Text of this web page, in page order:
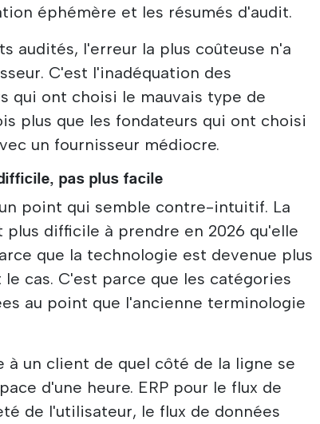
éphémère et les résumés d'audit.
audités, l'erreur la plus coûteuse n'a
C'est l'inadéquation des
qui ont choisi le mauvais type de
plus que les fondateurs qui ont choisi
un fournisseur médiocre.
pas plus facile
point qui semble contre-intuitif. La
plus difficile à prendre en 2026 qu'elle
que la technologie est devenue plus
cas. C'est parce que les catégories
au point que l'ancienne terminologie
à un client de quel côté de la ligne se
d'une heure. ERP pour le flux de
de l'utilisateur, le flux de données